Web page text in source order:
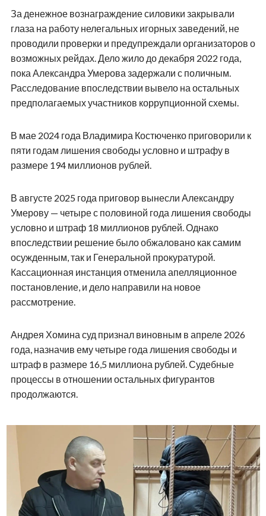
За денежное вознаграждение силовики закрывали
глаза на работу нелегальных игорных заведений, не
проводили проверки и предупреждали организаторов о
возможных рейдах. Дело жило до декабря 2022 года,
пока Александра Умерова задержали с поличным.
Расследование впоследствии вывело на остальных
предполагаемых участников коррупционной схемы.
В мае 2024 года Владимира Костюченко приговорили к
пяти годам лишения свободы условно и штрафу в
размере 194 миллионов рублей.
В августе 2025 года приговор вынесли Александру
Умерову — четыре с половиной года лишения свободы
условно и штраф 18 миллионов рублей. Однако
впоследствии решение было обжаловано как самим
осужденным, так и Генеральной прокуратурой.
Кассационная инстанция отменила апелляционное
постановление, и дело направили на новое
рассмотрение.
Андрея Хомина суд признал виновным в апреле 2026
года, назначив ему четыре года лишения свободы и
штраф в размере 16,5 миллиона рублей. Судебные
процессы в отношении остальных фигурантов
продолжаются.